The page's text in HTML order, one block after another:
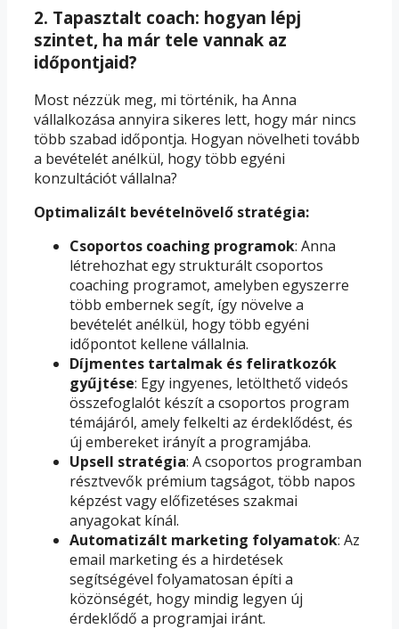
2. Tapasztalt coach: hogyan lépj
szintet, ha már tele vannak az
időpontjaid?
Most nézzük meg, mi történik, ha Anna
vállalkozása annyira sikeres lett, hogy már nincs
több szabad időpontja. Hogyan növelheti tovább
a bevételét anélkül, hogy több egyéni
konzultációt vállalna?
Optimalizált bevételnövelő stratégia:
Csoportos coaching programok: Anna
létrehozhat egy strukturált csoportos
coaching programot, amelyben egyszerre
több embernek segít, így növelve a
bevételét anélkül, hogy több egyéni
időpontot kellene vállalnia.
Díjmentes tartalmak és feliratkozók
gyűjtése: Egy ingyenes, letölthető videós
összefoglalót készít a csoportos program
témájáról, amely felkelti az érdeklődést, és
új embereket irányít a programjába.
Upsell stratégia: A csoportos programban
résztvevők prémium tagságot, több napos
képzést vagy előfizetéses szakmai
anyagokat kínál.
Automatizált marketing folyamatok: Az
email marketing és a hirdetések
segítségével folyamatosan építi a
közönségét, hogy mindig legyen új
érdeklődő a programjai iránt.